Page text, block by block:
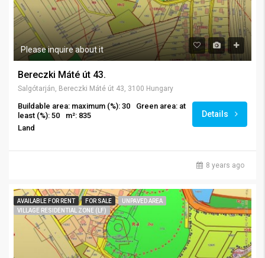
Please inquire about it
Bereczki Máté út 43.
Salgótarján, Bereczki Máté út 43, 3100 Hungary
Buildable area: maximum (%): 30
Green area: at
least (%): 50
m²: 835
Land
Details
8 years ago
AVAILABLE FOR RENT FOR SALE
UNPAVED AREA
VILLAGE RESIDENTIAL ZONE (LF)